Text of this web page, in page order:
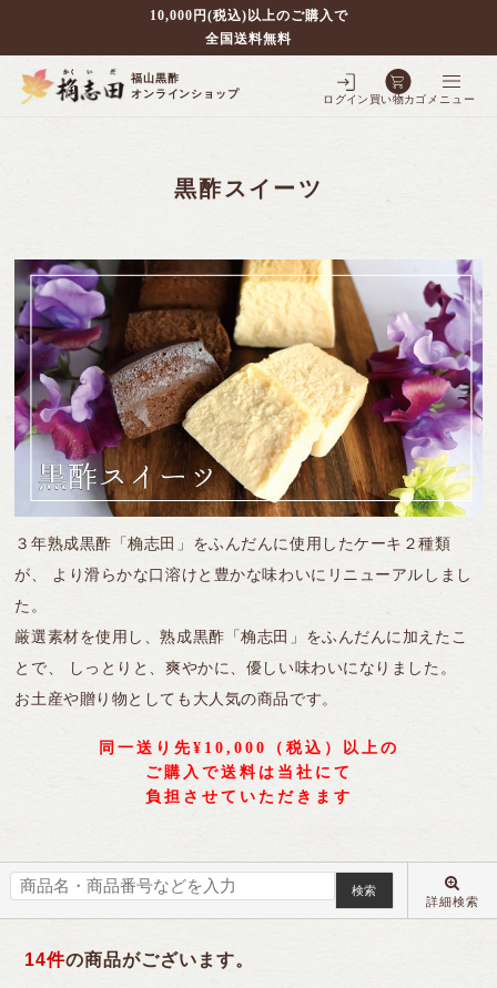
10,000円(税込)以上のご購入で
全国送料無料
福山黒酢
オンラインショップ
ログイン 買い物カゴ メニュー
壷仕込み黒酢
全ての商品を見る
3年熟成黒酢
5年熟成黒酢
10年熟成黒酢
機能性表示食品
ポケクロ
壷仕込み発酵豆酢
全ての商品を見る
3年熟成大豆酢
15年熟成黒豆酢
フルーツ黒酢
全ての商品を見る
冷凍果実
シェフの調味料
合わせ酢
ご飯のおとも
ポン酢
ドレッシング
全ての商品を見る
ケーキ
ふくれ菓子
サプリ／アミノ酸飲料
ギフトシリーズ
煎茶コンブチャ
セレクト商品
黒酢スイーツ
３年熟成黒酢「桷志田」をふんだんに使用したケーキ２種類
が、 より滑らかな口溶けと豊かな味わいにリニューアルしまし
た。
厳選素材を使用し、熟成黒酢「桷志田」をふんだんに加えたこ
とで、 しっとりと、爽やかに、優しい味わいになりました。
お土産や贈り物としても大人気の商品です。
同一送り先¥10,000（税込）以上の
ご購入で送料は当社にて
負担させていただきます
詳細検索
14件の商品がございます。